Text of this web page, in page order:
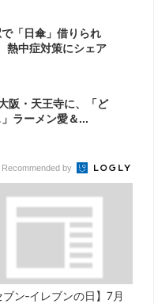
で「日傘」借りられ
熱中症対策にシェア
阪・天王寺に、「ど
ラーメン愛＆...
Recommended by
ブン‐イレブンの日】7月